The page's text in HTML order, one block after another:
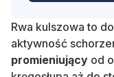
Rwa kulszowa to
aktywność
promieniujący od